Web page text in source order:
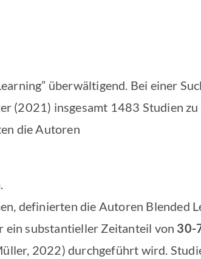
überwältigend. Bei einer
(2021) insgesamt 1483 Studien zu
die Autoren
definierten die Autoren Blended
ein substantieller Zeitanteil von 30-
2022) durchgeführt wird.